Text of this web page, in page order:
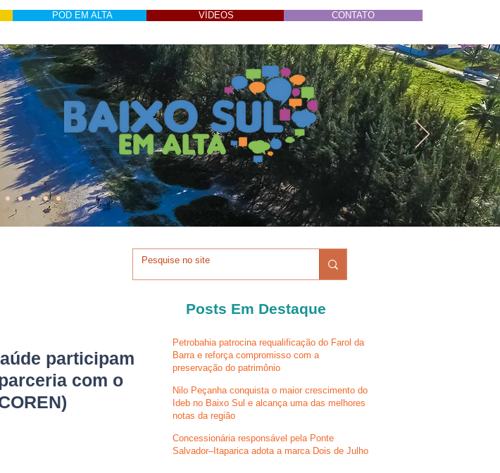
POD EM ALTA VÍDEOS CONTATO
participam
com o
Posts Em Destaque
Petrobahia patrocina requalificação do Farol da
Barra e reforça compromisso com a
preservação do patrimônio
Nilo Peçanha conquista o maior crescimento do
Ideb no Baixo Sul e alcança uma das melhores
notas da região
Concessionária responsável pela Ponte
Salvador–Itaparica adota a marca Dois de Julho